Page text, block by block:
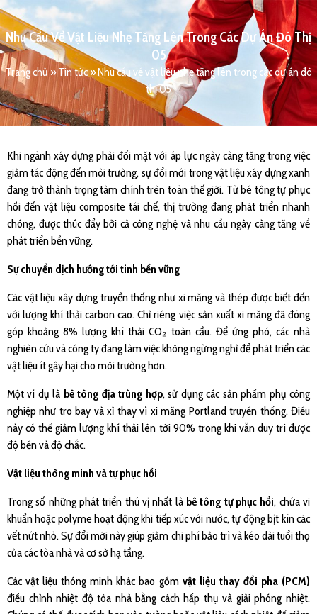
Nhu Cầu Về Vật Liệu Nhẹ Tăng Lên Trong Các Dự Án Đô Thị
05
Trang chủ»Tin tức»Nhu cầu về vật liệu nhẹ tăng lên trong các dự án đô
thị 05
Khi ngành xây dựng phải đối mặt với áp lực ngày càng tăng trong việc
giảm tác động đến môi trường, sự đổi mới trong vật liệu xây dựng xanh
đang trở thành trọng tâm chính trên toàn thế giới. Từ bê tông tự phục
hồi đến vật liệu composite tái chế, thị trường đang phát triển nhanh
chóng, được thúc đẩy bởi cả công nghệ và nhu cầu ngày càng tăng về
phát triển bền vững.
Sự chuyển dịch hướng tới tính bền vững
Các vật liệu xây dựng truyền thống như xi măng và thép được biết đến
với lượng khí thải carbon cao. Chỉ riêng việc sản xuất xi măng đã đóng
góp khoảng 8% lượng khí thải CO₂ toàn cầu. Để ứng phó, các nhà
nghiên cứu và công ty đang làm việc không ngừng nghỉ để phát triển các
vật liệu ít gây hại cho môi trường hơn.
Một ví dụ là bê tông địa trùng hợp, sử dụng các sản phẩm phụ công
nghiệp như tro bay và xỉ thay vì xi măng Portland truyền thống. Điều
này có thể giảm lượng khí thải lên tới 90% trong khi vẫn duy trì được
độ bền và độ chắc.
Vật liệu thông minh và tự phục hồi
Trong số những phát triển thú vị nhất là bê tông tự phục hồi, chứa vi
khuẩn hoặc polyme hoạt động khi tiếp xúc với nước, tự động bịt kín các
vết nứt nhỏ. Sự đổi mới này giúp giảm chi phí bảo trì và kéo dài tuổi thọ
của các tòa nhà và cơ sở hạ tầng.
Các vật liệu thông minh khác bao gồm vật liệu thay đổi pha (PCM)
điều chỉnh nhiệt độ tòa nhà bằng cách hấp thụ và giải phóng nhiệt.